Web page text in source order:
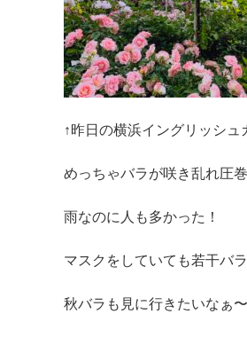
↑昨日の横浜イングリッシュ
めっちゃバラが咲き乱れ圧巻
雨なのに人も多かった！
マスクをしていても若干バ
秋バラも見に行きたいなぁ